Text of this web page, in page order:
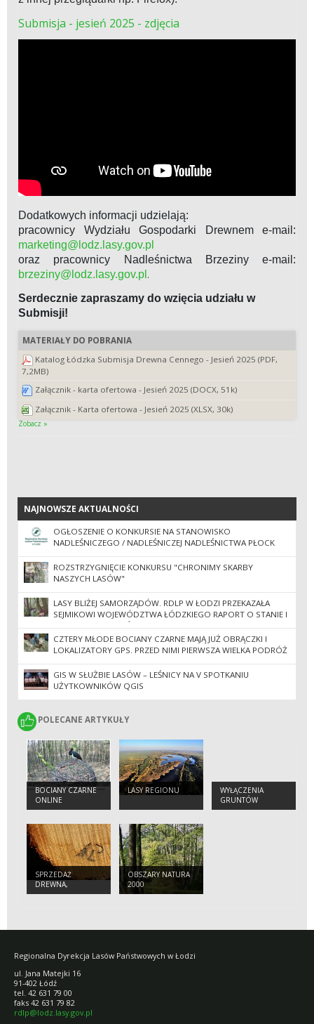
Submisja - jesień 2025 - zdjęcia
Dodatkowych informacji udzielają:
pracownicy Wydziału Gospodarki Drewnem e-mail:
marketing@lodz.lasy.gov.pl
oraz pracownicy Nadleśnictwa Brzeziny e-mail:
brzeziny@lodz.lasy.gov.pl .
Serdecznie zapraszamy do wzięcia udziału w
Submisji!
MATERIAŁY DO POBRANIA
Katalog Łódzka Submisja Drewna Cennego - Jesień 2025 (PDF,
7,2MB)
Załącznik - karta ofertowa - Jesień 2025 (DOCX, 51k)
Załącznik - Karta ofertowa - Jesień 2025 (XLSX, 30k)
Zobacz »
NAJNOWSZE AKTUALNOŚCI
NAJNOWSZE AKTUALNOŚCI
OGŁOSZENIE O KONKURSIE NA STANOWISKO
NADLEŚNICZEGO / NADLEŚNICZEJ NADLEŚNICTWA PŁOCK
ROZSTRZYGNIĘCIE KONKURSU "CHRONIMY SKARBY
NASZYCH LASÓW"
LASY BLIŻEJ SAMORZĄDÓW. RDLP W ŁODZI PRZEKAZAŁA
SEJMIKOWI WOJEWÓDZTWA ŁÓDZKIEGO RAPORT O STANIE I
GOSPODARCE LASÓW
CZTERY MŁODE BOCIANY CZARNE MAJĄ JUŻ OBRĄCZKI I
LOKALIZATORY GPS. PRZED NIMI PIERWSZA WIELKA PODRÓŻ
DO AFRYKI
GIS W SŁUŻBIE LASÓW – LEŚNICY NA V SPOTKANIU
UŻYTKOWNIKÓW QGIS
POLECANE ARTYKUŁY
POLECANE ARTYKUŁY
BOCIANY CZARNE
ONLINE
LASY REGIONU
WYŁĄCZENIA
GRUNTÓW
LEŚNYCH Z
SPRZEDAŻ
DREWNA,
CHOINEK I
OBSZARY NATURA
2000
Regionalna Dyrekcja Lasów Państwowych w Łodzi
ul. Jana Matejki 16
91-402 Łódź
tel. 42 631 79 00
faks 42 631 79 82
rdlp@lodz.lasy.gov.pl